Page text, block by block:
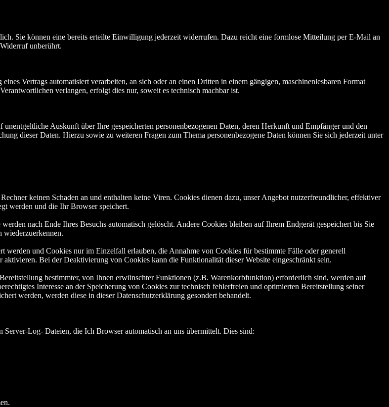
Sie können eine bereits erteilte Einwilligung jederzeit widerrufen. Dazu reicht eine formlose Mitteilung per E-Mail an
unberührt.
Vertrags automatisiert verarbeiten, an sich oder an einen Dritten in einem gängigen, maschinenlesbaren Format
verlangen, erfolgt dies nur, soweit es technisch machbar ist.
Auskunft über Ihre gespeicherten personenbezogenen Daten, deren Herkunft und Empfänger und den
dieser Daten. Hierzu sowie zu weiteren Fragen zum Thema personenbezogene Daten können Sie sich jederzeit unter
keinen Schaden an und enthalten keine Viren. Cookies dienen dazu, unser Angebot nutzerfreundlicher, effektiver
werden und die Ihr Browser speichert.
nach Ende Ihres Besuchs automatisch gelöscht. Andere Cookies bleiben auf Ihrem Endgerät gespeichert bis Sie
wiederzuerkennen.
werden und Cookies nur im Einzelfall erlauben, die Annahme von Cookies für bestimmte Fälle oder generell
Bei der Deaktivierung von Cookies kann die Funktionalität dieser Website eingeschränkt sein.
bestimmter, von Ihnen erwünschter Funktionen (z.B. Warenkorbfunktion) erforderlich sind, werden auf
Interesse an der Speicherung von Cookies zur technisch fehlerfreien und optimierten Bereitstellung seiner
werden, werden diese in dieser Datenschutzerklärung gesondert behandelt.
Log- Dateien, die Ich Browser automatisch an uns übermittelt. Dies sind: